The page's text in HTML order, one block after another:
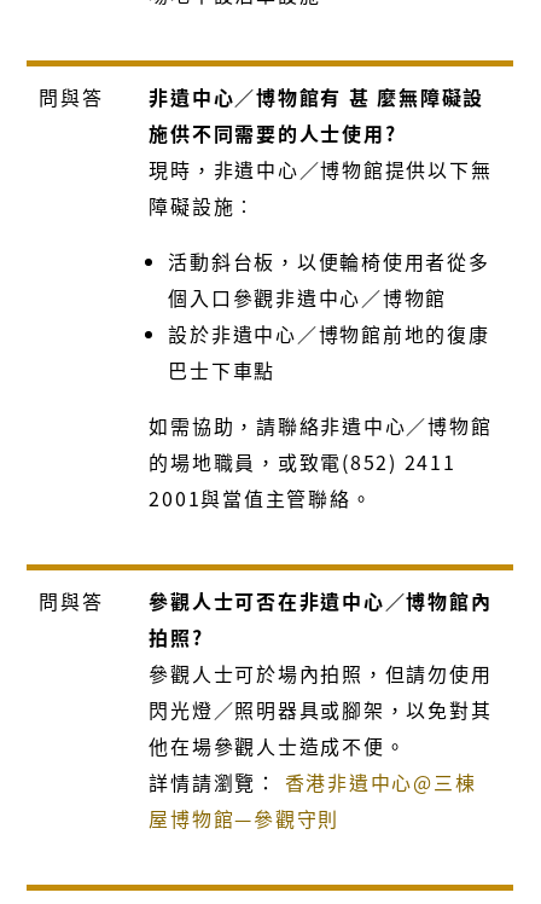
問與答 非遺中心／博物館有 甚 麼無障礙設
施供不同需要的人士使用?
現時， 非遺中心／博物館提供以下無
障礙設施︰
活動斜台板，以便輪椅使用者從多
個入口參觀非遺中心／博物館
設於非遺中心／博物館前地的復康
巴士下車點
如需協助，請聯絡非遺中心／博物館
的場地職員，或致電(852) 2411
2001與當值主管聯絡。
問與答
參觀人士可否在非遺中心／博物館內
拍照?
參觀人士可於場內拍照，但請勿使用
閃光燈／照明器具或腳架，以免對其
他在場參觀人士造成不便。
詳情請瀏覽： 香港非遺中心@三棟
屋博物館—參觀守則